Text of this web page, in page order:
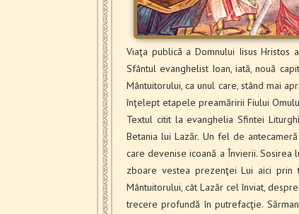
Viaţa publică a Domnului Iisus Hristos
Sfântul evanghelist Ioan, iată, nouă
Mântuito­rului, ca unul care, stând mai
înţe­lept etapele preamăririi Fiului
Textul citit la evanghelia Sfintei
Betania lui Lazăr. Un fel de
care devenise icoană a Învierii. Sosirea
zboare vestea prezenţei Lui aici prin
Mântuitorului, cât Lazăr cel înviat,
trecere profundă în putrefacţie.